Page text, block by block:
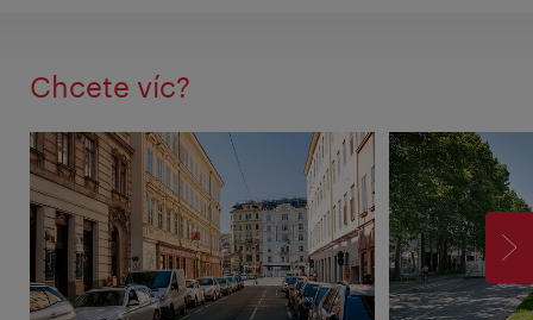
Chcete víc?